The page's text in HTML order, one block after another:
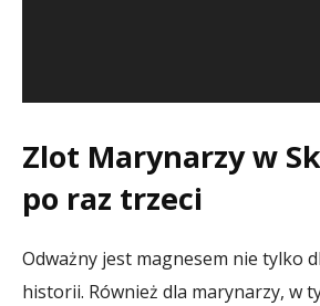
Zlot Marynarzy w
po raz trzeci
Odważny jest magnesem nie tylko
historii. Również dla marynarzy, w